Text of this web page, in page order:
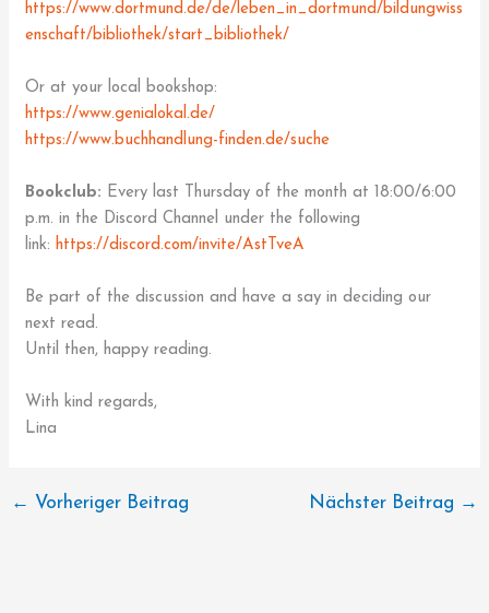
https://www.dortmund.de/de/leben_in_dortmund/bildungwiss
enschaft/bibliothek/start_bibliothek/
Or at your local bookshop:
https://www.genialokal.de/
https://www.buchhandlung-finden.de/suche
Bookclub: Every last Thursday of the month at 18:00/6:00
p.m. in the Discord Channel under the following
link:https://discord.com/invite/AstTveA
Be part of the discussion and have a say in deciding our
next read.
Until then, happy reading.
With kind regards,
Lina
← Vorheriger Beitrag Nächster Beitrag →